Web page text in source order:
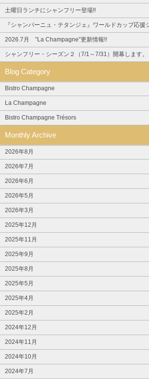
土曜日ランチにシャンフリー登場!!
『シャンパーニュ・テタンジェ』ワールドカップ応援
2026.7月 ”La Champagne”更新情報!!
シャンフリー・シーズン２（7/1～7/31）開幕します。
Blog Category
Bistro Champagne
La Champagne
Bistro Champagne Trésors
Monthly Archive
2026年8月
2026年7月
2026年6月
2026年5月
2026年3月
2025年12月
2025年11月
2025年9月
2025年8月
2025年5月
2025年4月
2025年2月
2024年12月
2024年11月
2024年10月
2024年7月